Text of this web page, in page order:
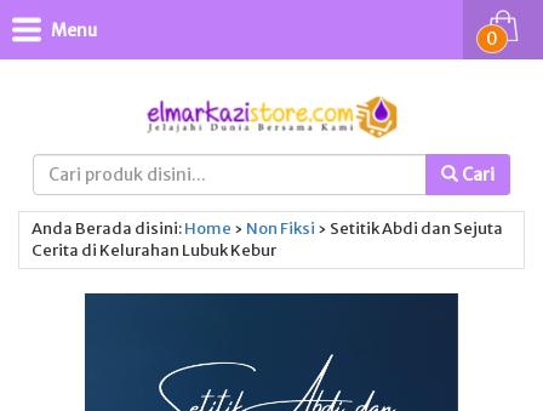
Cari
0
Menu
Anda Berada disini:Home › Non Fiksi › Setitik Abdi dan Sejuta
Cerita di Kelurahan Lubuk Kebur